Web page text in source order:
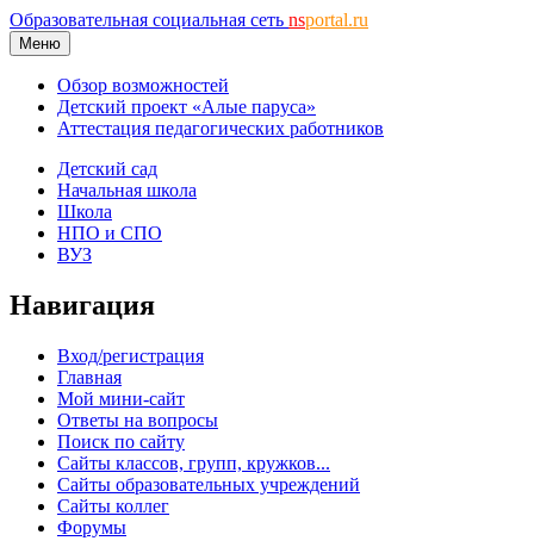
Образовательная социальная сеть nsportal.ru
Меню
Обзор возможностей
Детский проект «Алые паруса»
Аттестация педагогических работников
Детский сад
Начальная школа
Школа
НПО и СПО
ВУЗ
Навигация
Вход/регистрация
Главная
Мой мини-сайт
Ответы на вопросы
Поиск по сайту
Сайты классов, групп, кружков...
Сайты образовательных учреждений
Сайты коллег
Форумы